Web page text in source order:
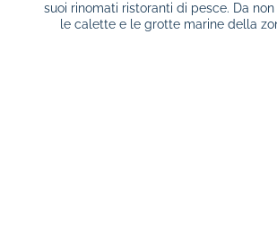
suoi rinomati ristoranti di pesce. Da
le calette e le grotte marine della